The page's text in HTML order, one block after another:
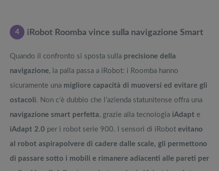
4 iRobot Roomba vince sulla navigazione Smart
Quando il confronto si sposta sulla precisione della
navigazione, la palla passa a iRobot: i Roomba hanno
sicuramente una migliore capacità di muoversi ed evitare gli
ostacoli. Non c’è dubbio che l’azienda statunitense offra una
navigazione smart perfetta, grazie alla tecnologia iAdapt e
iAdapt 2.0 per i robot serie 900. I sensori di iRobot evitano
al robot aspirapolvere di cadere dalle scale, gli permettono
di passare sotto i mobili e rimanere adiacenti alle pareti per